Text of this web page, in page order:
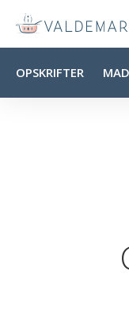
OPSKRIFTER